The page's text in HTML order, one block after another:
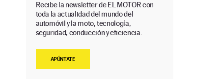
Recibe la newsletter de EL MOTOR con
toda la actualidad del mundo del
automóvil y la moto, tecnología,
seguridad, conducción y eficiencia.
APÚNTATE